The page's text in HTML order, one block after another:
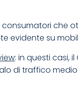
consumatori
evidente su
: in questi casi, il
di traffico medio